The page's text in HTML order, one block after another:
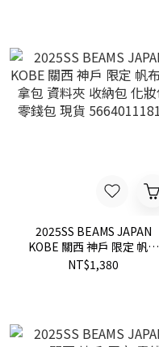
2025SS BEAMS JAPAN
KOBE 關西 神戶 限定 帆布
手拿包 資料夾 收納包 化妝包
NT$1,380